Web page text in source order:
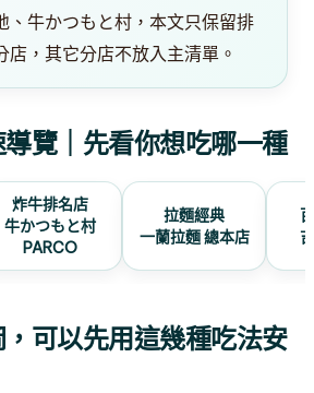
、牛かつもと村，本文只保留排
店，其它分店不放入主清單。
覽｜先看你想吃哪一種
炸牛排名店
牛かつもと村
PARCO
拉麵經典
一蘭拉麵 總本店
可以先用這幾種吃法安